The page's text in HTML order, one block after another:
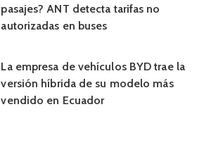
pasajes? ANT detecta tarifas no
autorizadas en buses
La empresa de vehículos BYD trae la
versión híbrida de su modelo más
vendido en Ecuador